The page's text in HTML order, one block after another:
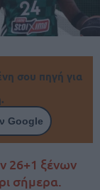
σου πηγή για
Google
26+1 ξένων
σήμερα.